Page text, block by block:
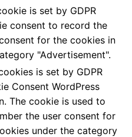
is set by GDPR
consent to record the
for the cookies in
"Advertisement".
is set by GDPR
Consent WordPress
The cookie is used to
the user consent for
under the category